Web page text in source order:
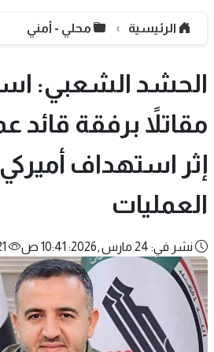
الرئيسية محلي - أمني
مقاتلاً برفقة قائد
إثر استهداف
العمليات
نشر في: 24 مارس ,2026: 10:41 ص 321 مشاهدة